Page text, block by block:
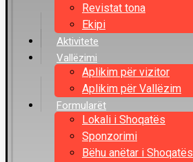
Revistat tona
Ekipi
Aktivitete
Vallëzimi
Aplikim për vizitor
Aplikim për Vallëzim
Formularët
Lokali i Shoqatës
Sponzorimi
Bëhu anëtar i Shoqatës